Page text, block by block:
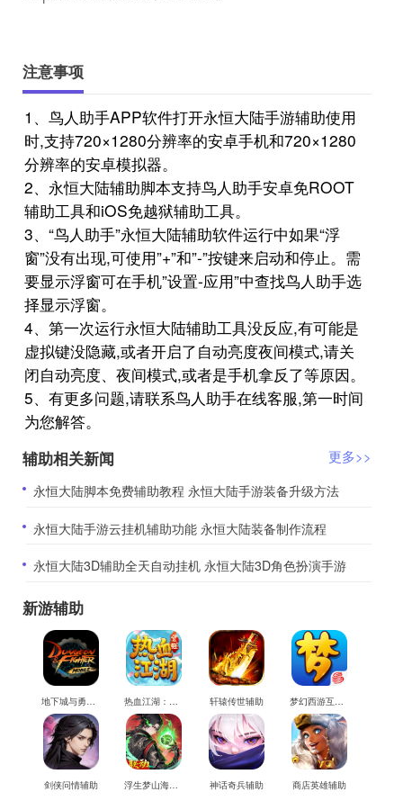
注意事项
1、鸟人助手APP软件打开永恒大陆手游辅助使用
时,支持720×1280分辨率的安卓手机和720×1280
分辨率的安卓模拟器。
2、永恒大陆辅助脚本支持鸟人助手安卓免ROOT
辅助工具和iOS免越狱辅助工具。
3、“鸟人助手”永恒大陆辅助软件运行中如果“浮
窗”没有出现,可使用”+”和”-”按键来启动和停止。需
要显示浮窗可在手机”设置-应用”中查找鸟人助手选
择显示浮窗。
4、第一次运行永恒大陆辅助工具没反应,有可能是
虚拟键没隐藏,或者开启了自动亮度夜间模式,请关
闭自动亮度、夜间模式,或者是手机拿反了等原因。
5、有更多问题,请联系鸟人助手在线客服,第一时间
为您解答。
辅助相关新闻
更多>>
​永恒大陆脚本免费辅助教程 永恒大陆手游装备升级方法
​永恒大陆手游云挂机辅助功能 永恒大陆装备制作流程
​永恒大陆3D辅助全天自动挂机 永恒大陆3D角色扮演手游
新游辅助
轩辕传世辅助
剑侠问情辅助 神话奇兵辅助 商店英雄辅助